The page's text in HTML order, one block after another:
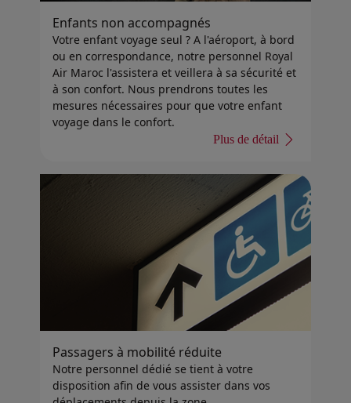
Enfants non accompagnés
Votre enfant voyage seul ? A l'aéroport, à bord
ou en correspondance, notre personnel Royal
Air Maroc l'assistera et veillera à sa sécurité et
à son confort. Nous prendrons toutes les
mesures nécessaires pour que votre enfant
voyage dans le confort.
Plus de détail
Passagers à mobilité réduite
Notre personnel dédié se tient à votre
disposition afin de vous assister dans vos